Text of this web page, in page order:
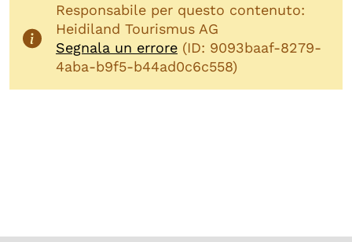
Responsabile per questo contenuto:
Heidiland Tourismus AG
Segnala un errore(ID: 9093baaf-8279-
4aba-b9f5-b44ad0c6c558)